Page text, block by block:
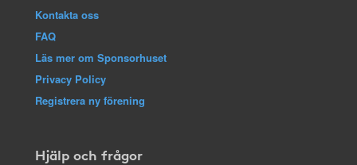
Kontakta oss
FAQ
Läs mer om Sponsorhuset
Privacy Policy
Registrera ny förening
Hjälp och frågor